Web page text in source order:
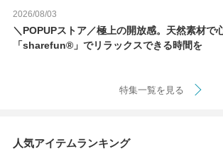
2026/08/03
＼POPUPストア／極上の開放感。天然素材で
「sharefun®︎」でリラックスできる時間を
特集一覧を見る
人気アイテムランキング